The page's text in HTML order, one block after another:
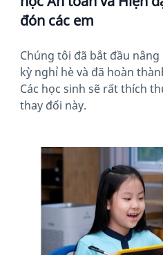
đón các em
Chúng tôi đã bắt đầu
kỳ nghỉ hè và đã hoàn
Các học sinh sẽ rất thích
thay đổi này.
News image